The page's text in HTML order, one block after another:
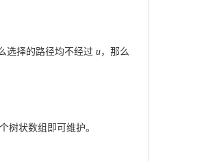
选择的路径均不经过 u，那么
树状数组即可维护。